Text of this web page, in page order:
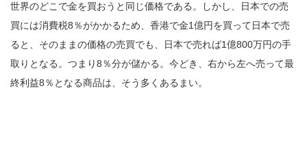
世界のどこで金を買おうと同じ価格である。しかし、日本での売
買には消費税8％がかかるため、香港で金1億円を買って日本で売
ると、そのままの価格の売買でも、日本で売れば1億800万円の手
取りとなる。つまり8％分が儲かる。今どき、右から左へ売って最
終利益8％となる商品は、そう多くあるまい。